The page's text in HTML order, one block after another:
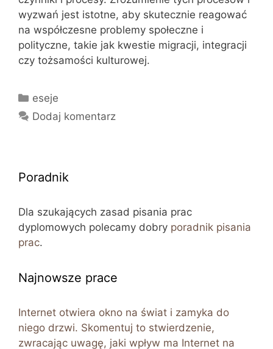
wyzwań jest istotne, aby skutecznie reagować
na współczesne problemy społeczne i
polityczne, takie jak kwestie migracji, integracji
czy tożsamości kulturowej.
Kategorie
eseje
Dodaj komentarz
Poradnik
Dla szukających zasad pisania prac
dyplomowych polecamy dobry poradnik pisania
prac.
Najnowsze prace
Internet otwiera okno na świat i zamyka do
niego drzwi. Skomentuj to stwierdzenie,
zwracając uwagę, jaki wpływ ma Internet na